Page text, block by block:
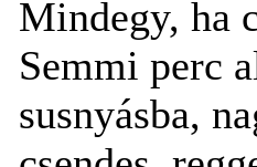
Mindegy, ha
Semmi perc
susnyásba,